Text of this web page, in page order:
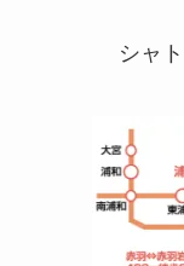
シャ